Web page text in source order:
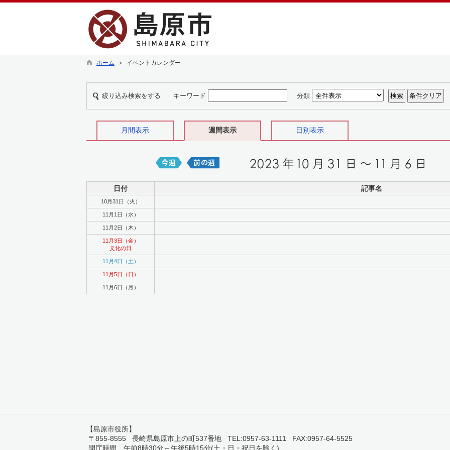
ホーム ＞ イベントカレンダー
絞り込み検索をする キーワード 分類
月間表示 週間表示 日別表示
日付 記事名
10月31日（火）
11月1日（水）
11月2日（木）
11月3日（金）
文化の日
11月4日（土）
11月5日（日）
11月6日（月）
【島原市役所】
〒855-8555 長崎県島原市上の町537番地 TEL:0957-63-1111 FAX:0957-64-5525
開庁時間 午前8時30分～午後5時15分(土・日・祝日を除く)